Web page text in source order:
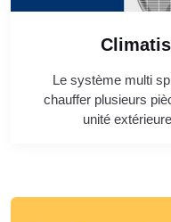
Le système multi
chauffer plusieurs
unité